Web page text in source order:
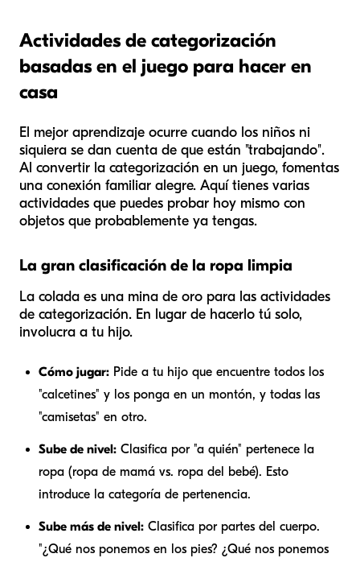
Actividades de categorización
basadas en el juego para hacer en
casa
El mejor aprendizaje ocurre cuando los niños ni
siquiera se dan cuenta de que están "trabajando".
Al convertir la categorización en un juego, fomentas
una conexión familiar alegre. Aquí tienes varias
actividades que puedes probar hoy mismo con
objetos que probablemente ya tengas.
La gran clasificación de la ropa limpia
La colada es una mina de oro para las actividades
de categorización. En lugar de hacerlo tú solo,
involucra a tu hijo.
Cómo jugar: Pide a tu hijo que encuentre todos los
"calcetines" y los ponga en un montón, y todas las
"camisetas" en otro.
Sube de nivel: Clasifica por "a quién" pertenece la
ropa (ropa de mamá vs. ropa del bebé). Esto
introduce la categoría de pertenencia.
Sube más de nivel: Clasifica por partes del cuerpo.
"¿Qué nos ponemos en los pies? ¿Qué nos ponemos